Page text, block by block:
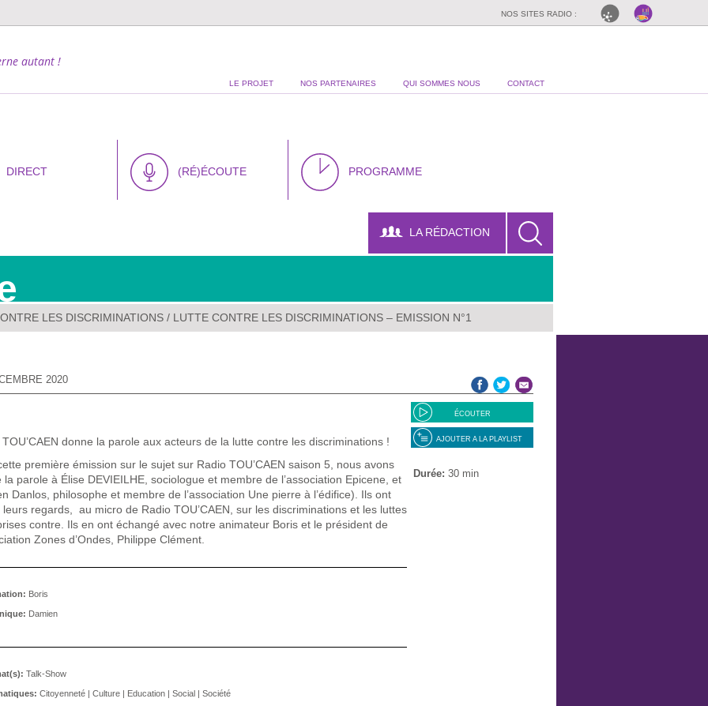
NOS SITES RADIO :
LE PROJET NOS PARTENAIRES QUI SOMMES NOUS CONTACT
autant !
DIRECT (RÉ)ÉCOUTE PROGRAMME
LA RÉDACTION
LES DISCRIMINATIONS/ LUTTE CONTRE LES DISCRIMINATIONS – EMISSION N°1
2020
ÉCOUTER
AJOUTER A LA PLAYLIST
Durée: 30 min
n°1
TOU’CAEN donne la parole aux acteurs de la lutte contre les discriminations !
première émission sur le sujet sur Radio TOU’CAEN saison 5, nous avons
la parole à Élise DEVIEILHE, sociologue et membre de l’association Epicene , et
Danlos, philosophe et membre de l’association Une pierre à l’édifice). Ils ont
leurs regards, au micro de Radio TOU’CAEN, sur les discriminations et les luttes
contre. Ils en ont échangé avec notre animateur Boris et le président de
Zones d’Ondes, Philippe Clément.
Boris
Damien
Talk-Show
Citoyenneté | Culture | Education | Social | Société